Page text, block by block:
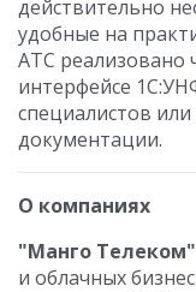
действительно
удобные на
АТС реализовано
интерфейсе
специалистов
документации.
О компаниях
"Манго Телеком"
и облачных